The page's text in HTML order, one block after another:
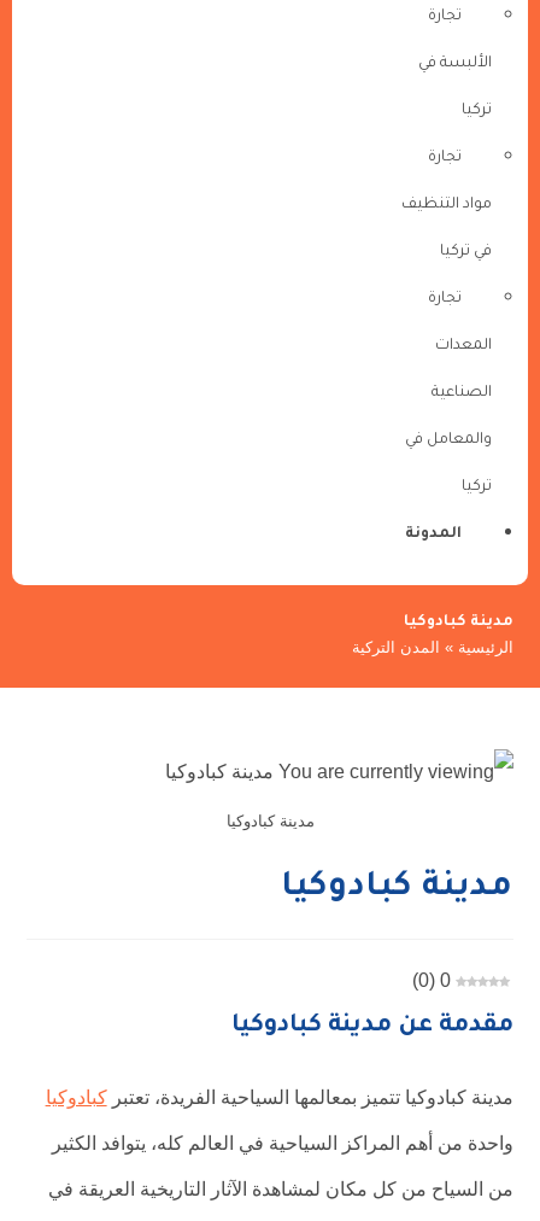
تجارة
الألبسة في
تركيا
تجارة
مواد التنظيف
في تركيا
تجارة
المعدات
الصناعية
والمعامل في
تركيا
المدونة
مدينة كبادوكيا
الرئيسية» المدن التركية
مدينة كبادوكيا
مدينة كبادوكيا
0
(
0
)
مقدمة عن مدينة كبادوكيا
مدينة كبادوكيا تتميز بمعالمها السياحية الفريدة، تعتبر كبادوكيا
واحدة من أهم المراكز السياحية في العالم كله، يتوافد الكثير
من السياح من كل مكان لمشاهدة الآثار التاريخية العريقة في